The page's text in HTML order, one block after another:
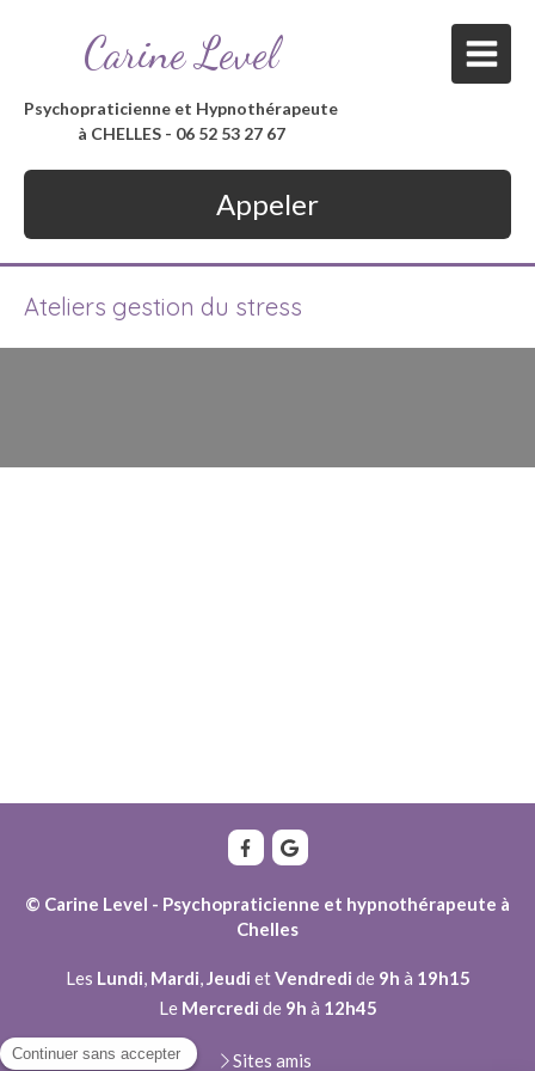
Carine Level
Psychopraticienne et Hypnothérapeute
à CHELLES - 06 52 53 27 67
Appeler
Ateliers gestion du stress
© Carine Level - Psychopraticienne et hypnothérapeute à
Chelles
Les Lundi, Mardi,Jeudi etVendredi de 9h à 19h15
Le Mercredi de 9h à 12h45
Sites amis